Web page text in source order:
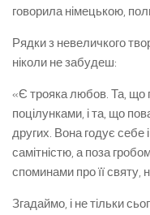
говорила німецькою,
Рядки з невеличкого
ніколи не забудеш:
«Є трояка любов. Та, що
поцілунками, і та, що
других. Вона годує себе
самітністю, а поза
споминами про її святу,
Згадаймо, і не тільки